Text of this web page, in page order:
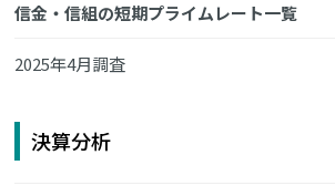
信金・信組の短期プライムレート一覧
2025年4月調査
決算分析